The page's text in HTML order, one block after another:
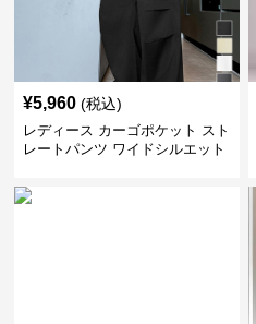
¥5,960 (税込)
レディース カーゴポケット スト
レートパンツ ワイドシルエット